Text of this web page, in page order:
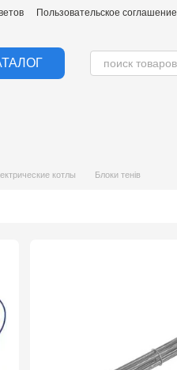
Пользовательское соглашение
котлы Блоки тенів